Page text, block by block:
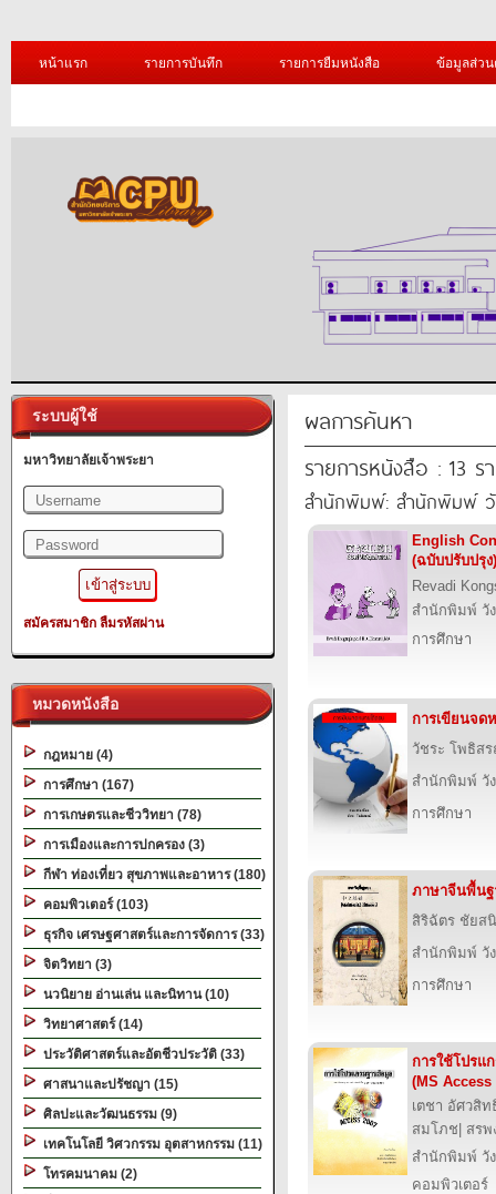
หน้าแรก รายการบันทึก รายการยืมหนังสือ ข้อมูลส่ว
ระบบผู้ใช้
มหาวิทยาลัยเจ้าพระยา
สมัครสมาชิก ลืมรหัสผ่าน
หมวดหนังสือ
กฎหมาย (4)
การศึกษา (167)
การเกษตรและชีววิทยา (78)
การเมืองและการปกครอง (3)
กีฬา ท่องเที่ยว สุขภาพและอาหาร (180)
คอมพิวเตอร์ (103)
ธุรกิจ เศรษฐศาสตร์และการจัดการ (33)
จิตวิทยา (3)
นวนิยาย อ่านเล่น และนิทาน (10)
วิทยาศาสตร์ (14)
ประวัติศาสตร์และอัตชีวประวัติ (33)
ศาสนาและปรัชญา (15)
ศิลปะและวัฒนธรรม (9)
เทคโนโลยี วิศวกรรม อุตสาหกรรม (11)
โทรคมนาคม (2)
ผลการค้นหา
รายการหนังสือ : 13 ร
สำนักพิมพ์: สำนักพิมพ์
English
(ฉบับปรับปรุง)
Revadi
สำนักพิมพ์ วั
การศึกษา
การเขียนจด
วัชระ โพธิส
สำนักพิมพ์ วั
การศึกษา
ภาษาจีนพื้นฐ
สิริฉัตร ชัยส
สำนักพิมพ์ วั
การศึกษา
การใช้โปรแ
(MS Access
เตชา อัศวสิ
สมโภช| สร
สำนักพิมพ์ วั
คอมพิวเตอร์